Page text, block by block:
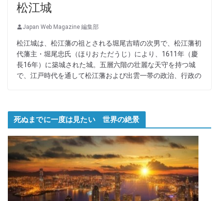
松江城
Japan Web Magazine 編集部
松江城は、松江藩の祖とされる堀尾吉晴の次男で、松江藩初
代藩主・堀尾忠氏（ほりお ただうじ）により、1611年（慶
長16年）に築城された城。五層六階の壮麗な天守を持つ城
で、江戸時代を通して松江藩および出雲一帯の政治、行政の
死ぬまでに一度は見たい 世界の絶景